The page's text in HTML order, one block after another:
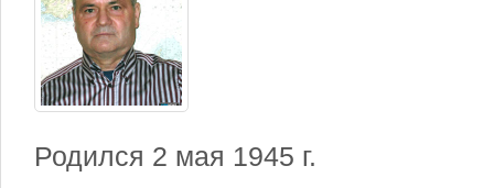
Родился 2 мая 1945 г.